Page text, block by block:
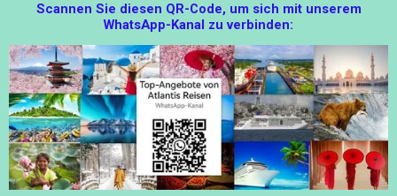
C
E
B
O
O
K
S
T
A
G
R
A
M
A
T
S
A
P
P
Scannen Sie diesen QR-Code, um sich mit unserem
WhatsApp-Kanal zu verbinden: